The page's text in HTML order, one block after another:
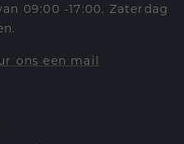
09:00 -17:00. Zaterdag
ons een mail